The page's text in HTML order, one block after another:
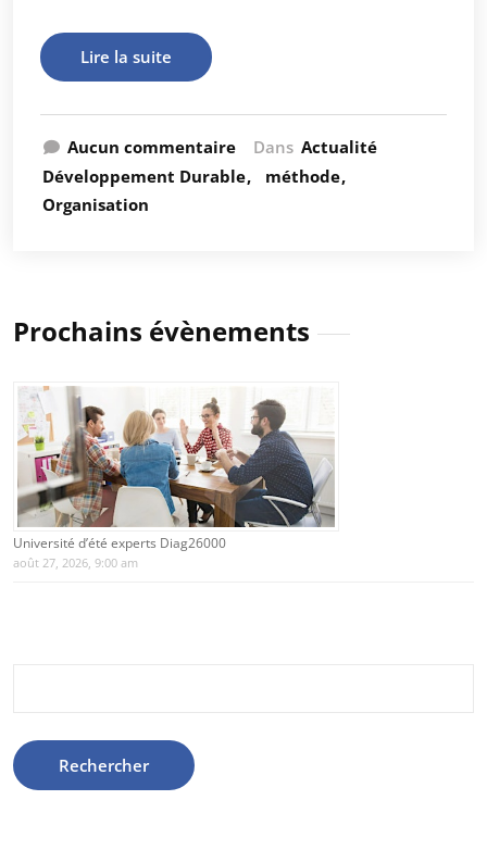
Lire la suite
Aucun commentaire Dans Actualité
Développement Durable
méthode
Organisation
Prochains évènements
Université d’été experts Diag26000
août 27, 2026, 9:00 am